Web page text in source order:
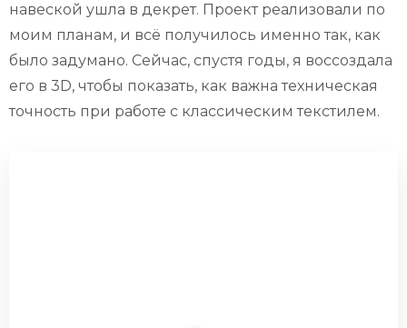
навеской ушла в декрет. Проект реализовали по
моим планам, и всё получилось именно так, как
было задумано. Сейчас, спустя годы, я воссоздала
его в 3D, чтобы показать, как важна техническая
точность при работе с классическим текстилем.